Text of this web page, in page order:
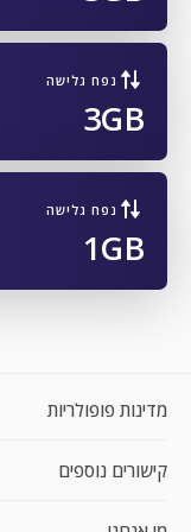
נפח גלישה
3GB
נפח גלישה
1GB
מדינות פופולריות
קישורים נוספים